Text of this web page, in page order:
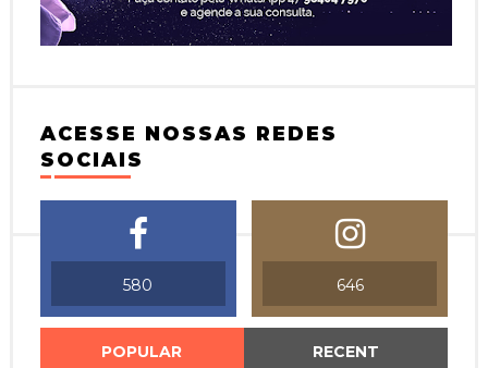
ACESSE NOSSAS REDES
SOCIAIS
580 646
POPULAR RECENT